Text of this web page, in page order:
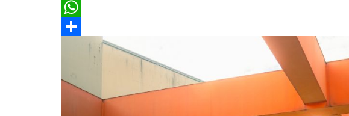
o
o
e
a
aa
h
M
E
m
l
W
t